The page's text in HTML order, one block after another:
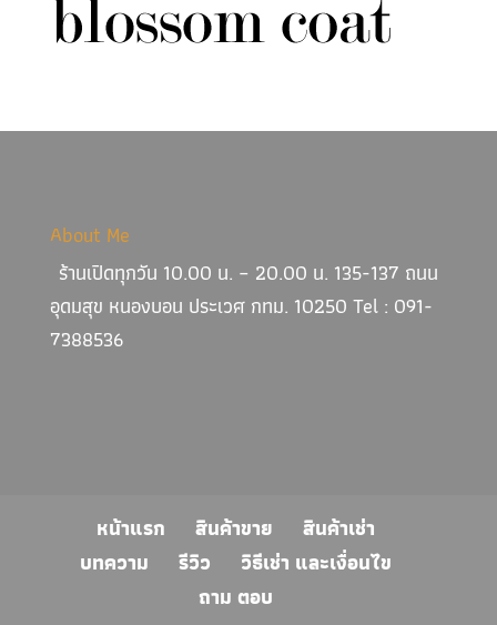
About Me
ร้านเปิดทุกวัน 10.00 น. – 20.00 น. 135-137 ถนน
อุดมสุข หนองบอน ประเวศ กทม. 10250 Tel : 091-
7388536
หน้าแรก สินค้าขาย
สินค้าเช่า
บทความ
รีวิว
วิธีเช่า และเงื่อนไข
ถาม ตอบ